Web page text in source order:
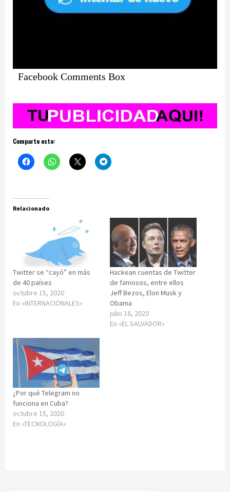
Facebook Comments Box
Comparte esto:
Relacionado
Twitter se “cayó” en más
de 40 países
octubre 15, 2020
En «INTERNACIONALES»
Hackean cuentas de Twitter
de famosos, entre ellos
Jeff Bezos, Elon Musk y
Obama
julio 16, 2020
En «EL SALVADOR»
¿Por qué Telegram no
funciona en Cuba?
octubre 15, 2020
En «TECNOLOGÍA»